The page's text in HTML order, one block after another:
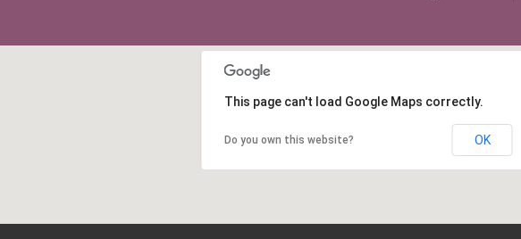
This page can't load Google Maps correctly.
Do you own this website? OK